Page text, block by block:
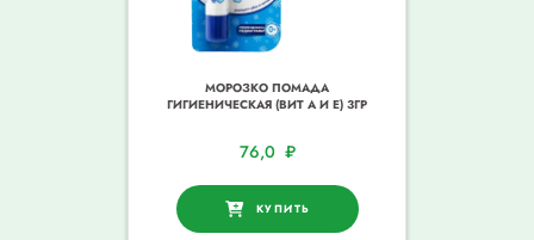
МОРОЗКО ПОМАДА
ГИГИЕНИЧЕСКАЯ (ВИТ А И Е) 3ГР
76,0 ₽
КУПИТЬ